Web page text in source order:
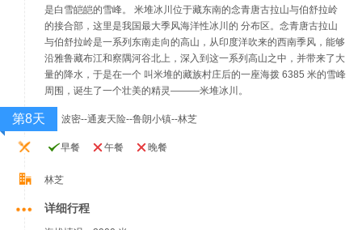
是白雪皑皑的雪峰。 米堆冰川位于藏东南的念青唐古拉山与伯舒拉岭
的接合部，这里是我国最大季风海洋性冰川的 分布区。念青唐古拉山
与伯舒拉岭是一系列东南走向的高山，从印度洋吹来的西南季风，能够
沿雅鲁藏布江和察隅河谷北上，深入到这一系列高山之中，并带来了大
量的降水，于是在一个 叫米堆的藏族村庄后的一座海拨 6385 米的雪峰
周围，诞生了一个壮美的精灵———米堆冰川。
第8天 波密--通麦天险--鲁朗小镇--林芝
早餐 午餐 晚餐
林芝
详细行程